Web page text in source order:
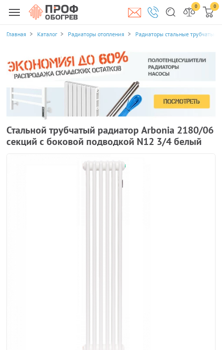
0 0
Главная Каталог Радиаторы отопления Радиаторы стальные трубчатые
Стальной трубчатый радиатор Arbonia 2180/06
секций с боковой подводкой N12 3/4 белый